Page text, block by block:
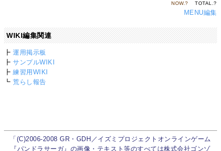
NOW.? TOTAL.?
MENU編集
WIKI編集関連
┣運用掲示板
┣サンプルWIKI
┣練習用WIKI
┗荒らし報告
「(C)2006-2008 GR・GDH／イズミプロジェクトオンラインゲーム
『パンドラサーガ』の画像・テキスト等のすべては株式会社ゴンゾ